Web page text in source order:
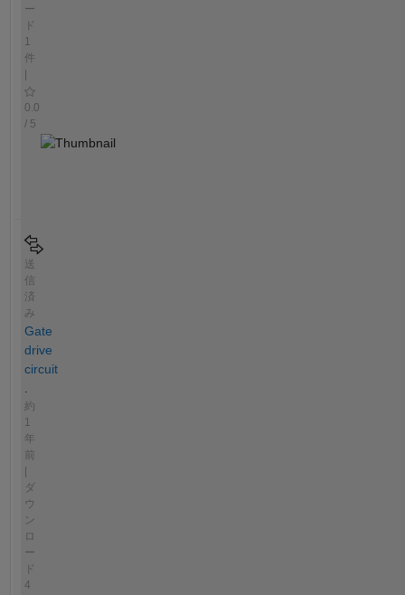
ー
ド
1
件
|
0.0
/ 5
送
信
済
み
Gate
drive
circuit
約
1
年
前
|
ダ
ウ
ン
ロ
ー
ド
4